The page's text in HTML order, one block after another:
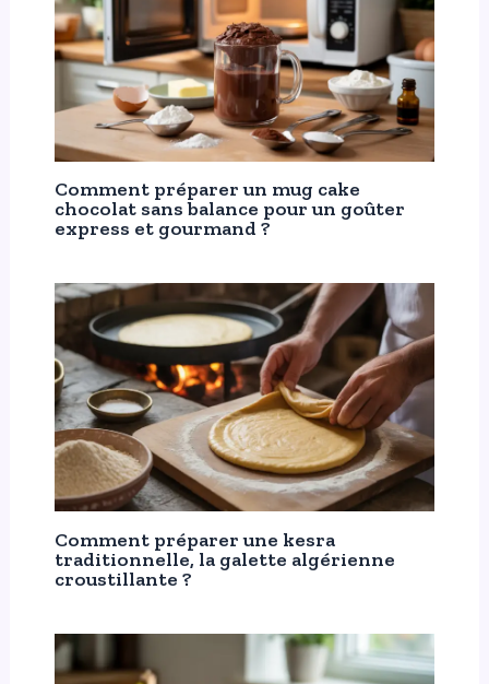
Comment préparer un mug cake
chocolat sans balance pour un goûter
express et gourmand ?
Comment préparer une kesra
traditionnelle, la galette algérienne
croustillante ?